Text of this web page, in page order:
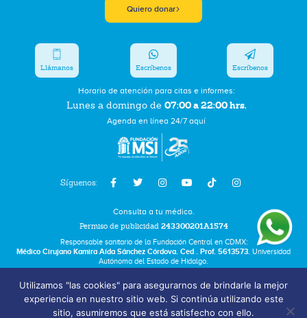
Quiero donar
Síguenos:
Horario de atención para citas e informes:
Lunes a domingo de 07:00 a 22:00 hrs.
Agenda en línea 24/7 aquí
Llámanos Escríbenos Escríbenos
Consulta a tu médico.
Permiso de publicidad 243300201A1574
Responsable sanitario de la Fundación Central en CDMX:
Médico Cirujano Kamira Aída Sánchez Córdova. Ced . Prof. 5613573. Universidad
Autónoma del Estado de Hidalgo.
Términos y Condiciones
Bolsa de Trabajo
Utilizamos "las cookies" para asegurarnos de brindarle la mejor
experiencia en nuestro sitio web. Si continúa utilizando este
sitio, asumiremos que está satisfecho con ello.